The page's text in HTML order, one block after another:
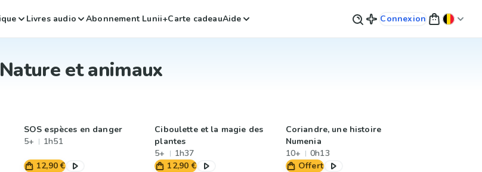
Livres audio Abonnement Lunii+Carte cadeauAide Connexion
Nature et animaux
SOS espèces en danger
5+
1h51
12,90 €
Ciboulette et la magie des
plantes
5+
1h37
12,90 €
Coriandre, une histoire
Numenia
10+
0h13
Offert